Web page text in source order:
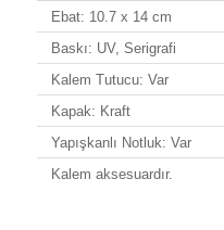
Ebat: 10.7 x 14 cm
Baskı: UV, Serigrafi
Kalem Tutucu: Var
Kapak: Kraft
Yapışkanlı Notluk: Var
Kalem aksesuardır.